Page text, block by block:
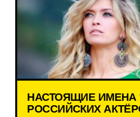
НАСТОЯЩИЕ ИМЕНА
РОССИЙСКИХ